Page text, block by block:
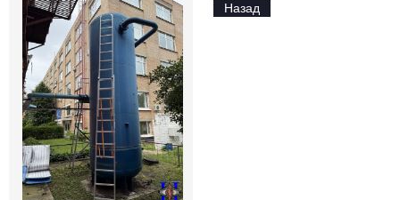
Назад